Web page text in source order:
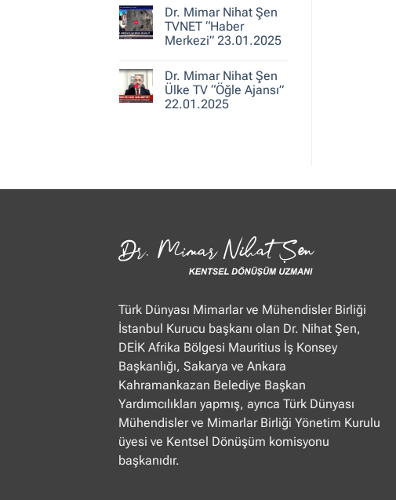
Merhaba
Hafta
Sonu”
25.01.2025
Dr.
Mimar
Nihat
Şen
“Haberler”
23.01.2025
Dr. Mimar Nihat Şen
TVNET “Haber
Merkezi” 23.01.2025
Dr.
Mimar
Nihat
Şen
Dr. Mimar Nihat Şen
Ülke TV “Öğle Ajansı”
22.01.2025
TV
Türk Dünyası Mimarlar ve Mühendisler Birliği
İstanbul Kurucu başkanı olan Dr. Nihat Şen,
DEİK Afrika Bölgesi Mauritius İş Konsey
Başkanlığı, Sakarya ve Ankara
Kahramankazan Belediye Başkan
Yardımcılıkları yapmış, ayrıca Türk Dünyası
Mühendisler ve Mimarlar Birliği Yönetim Kurulu
üyesi ve Kentsel Dönüşüm komisyonu
başkanıdır.